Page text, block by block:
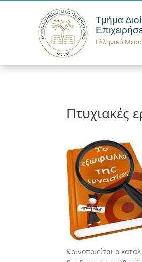
Τμήμα
Ελληνικό
Πτυχιακές
Κοινοποιείται ο